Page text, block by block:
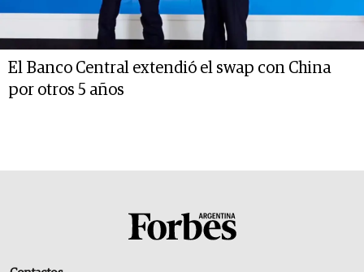
El Banco Central extendió el swap con China
por otros 5 años